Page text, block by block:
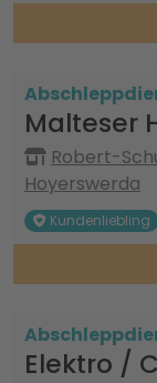
Malteser
Robert-
Hoyerswerda
Kundenliebling
Elektro /